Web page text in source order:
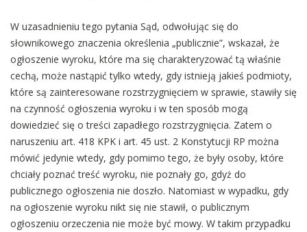
W uzasadnieniu tego pytania Sąd, odwołując się do
słownikowego znaczenia określenia „publicznie”, wskazał, że
ogłoszenie wyroku, które ma się charakteryzować tą właśnie
cechą, może nastąpić tylko wtedy, gdy istnieją jakieś podmioty,
które są zainteresowane rozstrzygnięciem w sprawie, stawiły się
na czynność ogłoszenia wyroku i w ten sposób mogą
dowiedzieć się o treści zapadłego rozstrzygnięcia. Zatem o
naruszeniu art. 418 KPK i art. 45 ust. 2 Konstytucji RP można
mówić jedynie wtedy, gdy pomimo tego, że były osoby, które
chciały poznać treść wyroku, nie poznały go, gdyż do
publicznego ogłoszenia nie doszło. Natomiast w wypadku, gdy
na ogłoszenie wyroku nikt się nie stawił, o publicznym
ogłoszeniu orzeczenia nie może być mowy. W takim przypadku